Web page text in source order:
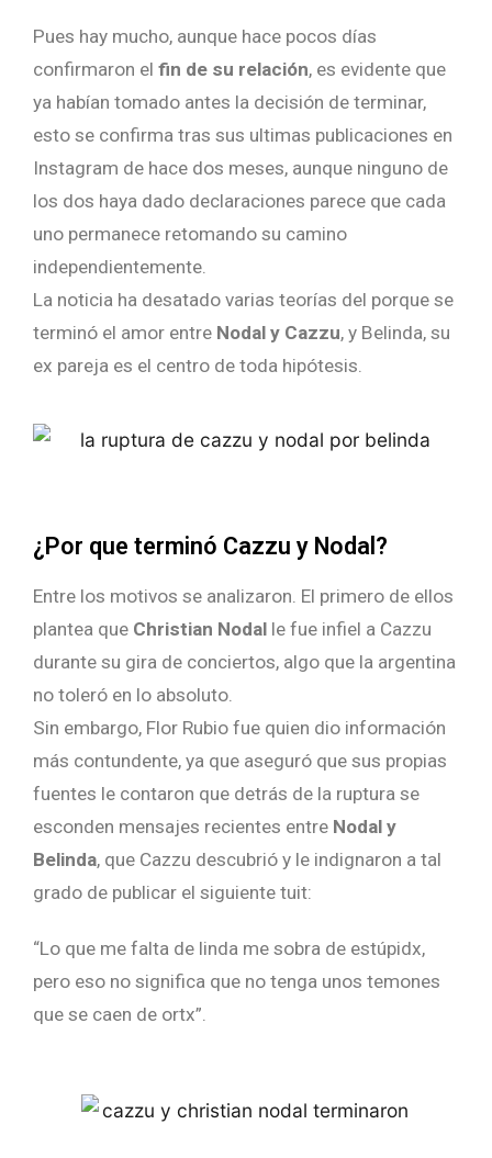
Pues hay mucho, aunque hace pocos días
confirmaron el fin de su relación, es evidente que
ya habían tomado antes la decisión de terminar,
esto se confirma tras sus ultimas publicaciones en
Instagram de hace dos meses, aunque ninguno de
los dos haya dado declaraciones parece que cada
uno permanece retomando su camino
independientemente.
La noticia ha desatado varias teorías del porque se
terminó el amor entre Nodal y Cazzu, y Belinda, su
ex pareja es el centro de toda hipótesis.
¿Por que terminó Cazzu y Nodal?
Entre los motivos se analizaron. El primero de ellos
plantea que Christian Nodal le fue infiel a Cazzu
durante su gira de conciertos, algo que la argentina
no toleró en lo absoluto.
Sin embargo, Flor Rubio fue quien dio información
más contundente, ya que aseguró que sus propias
fuentes le contaron que detrás de la ruptura se
esconden mensajes recientes entre Nodal y
Belinda, que Cazzu descubrió y le indignaron a tal
grado de publicar el siguiente tuit:
“Lo que me falta de linda me sobra de estúpidx,
pero eso no significa que no tenga unos temones
que se caen de ortx”.